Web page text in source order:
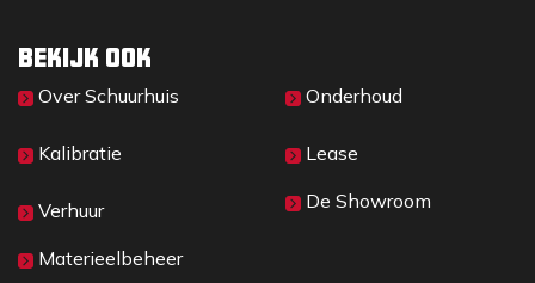
Bekijk ook
Over Sc​huurhuis
Kalibratie
Verhuur
Materieelbeheer
Onderhoud
Lease
De Showroom